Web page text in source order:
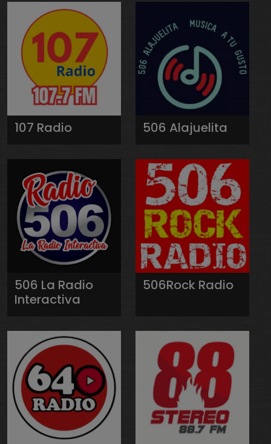
107 Radio 506 Alajuelita
506 La Radio
Interactiva
506Rock Radio